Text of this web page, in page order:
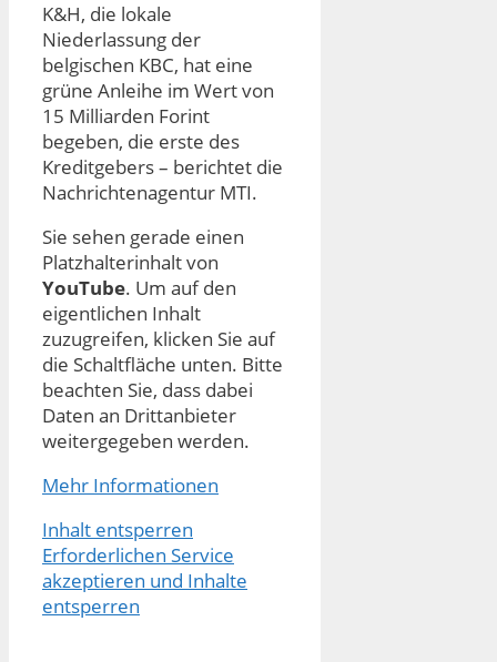
K&H, die lokale
Niederlassung der
belgischen KBC, hat eine
grüne Anleihe im Wert von
15 Milliarden Forint
begeben, die erste des
Kreditgebers – berichtet die
Nachrichtenagentur MTI.
Sie sehen gerade einen
Platzhalterinhalt von
YouTube. Um auf den
eigentlichen Inhalt
zuzugreifen, klicken Sie auf
die Schaltfläche unten. Bitte
beachten Sie, dass dabei
Daten an Drittanbieter
weitergegeben werden.
Mehr Informationen
Inhalt entsperren
Erforderlichen Service
akzeptieren und Inhalte
entsperren